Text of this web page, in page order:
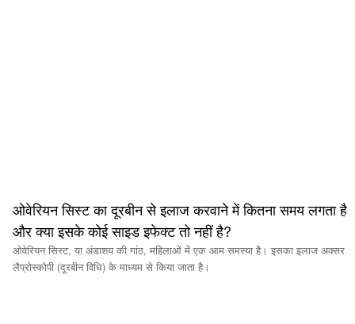
ओवेरियन सिस्ट का दूरबीन से इलाज करवाने में कितना समय लगता है
और क्या इसके कोई साइड इफेक्ट तो नहीं है?
ओवेरियन सिस्ट, या अंडाशय की गांठ, महिलाओं में एक आम समस्या है। इसका इलाज अक्सर
लैप्रोस्कोपी (दूरबीन विधि) के माध्यम से किया जाता है।